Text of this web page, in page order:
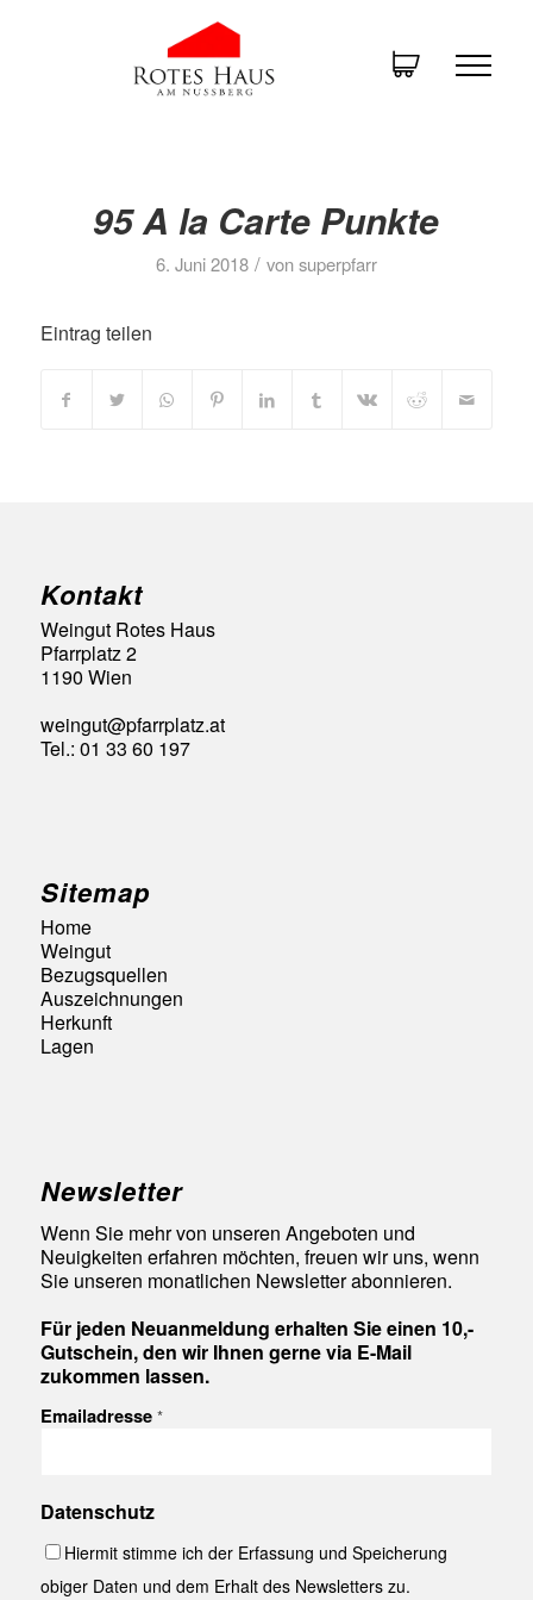
95 A la Carte Punkte
6. Juni 2018 / vonsuperpfarr
Eintrag teilen
Kontakt
Weingut Rotes Haus
Pfarrplatz 2
1190 Wien
weingut@pfarrplatz.at
Tel.: 01 33 60 197
Sitemap
Home
Weingut
Bezugsquellen
Auszeichnungen
Herkunft
Lagen
Newsletter
Wenn Sie mehr von unseren Angeboten und
Neuigkeiten erfahren möchten, freuen wir uns, wenn
Sie unseren monatlichen Newsletter abonnieren.
Für jeden Neuanmeldung erhalten Sie einen 10,-
Gutschein, den wir Ihnen gerne via E-Mail
zukommen lassen.
Emailadresse *
Datenschutz
Hiermit stimme ich der Erfassung und Speicherung
obiger Daten und dem Erhalt des Newsletters zu.